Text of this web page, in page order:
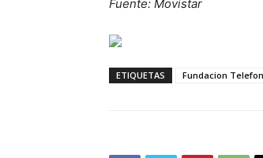
Fuente: Movistar
ETIQUETAS Fundacion